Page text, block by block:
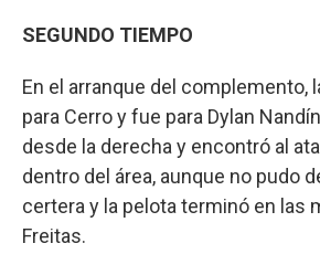
SEGUNDO TIEMPO
En el arranque del complemento,
para Cerro y fue para Dylan
desde la derecha y encontró al
dentro del área, aunque no pudo
certera y la pelota terminó en las
Freitas.